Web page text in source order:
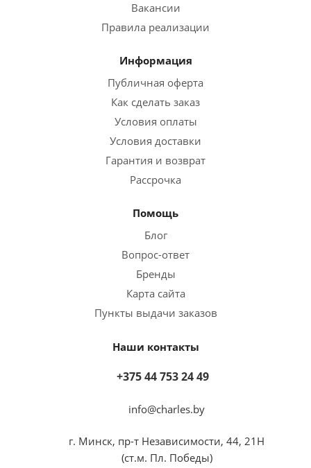
Вакансии
Правила реализации
Информация
Публичная оферта
Как сделать заказ
Условия оплаты
Условия доставки
Гарантия и возврат
Рассрочка
Помощь
Блог
Вопрос-ответ
Бренды
Карта сайта
Пункты выдачи заказов
Наши контакты
+375 44 753 24 49
info@charles.by
г. Минск, пр-т Независимости, 44, 21Н
(ст.м. Пл. Победы)